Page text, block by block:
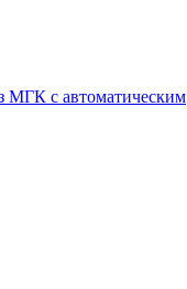
МГК с автоматическим